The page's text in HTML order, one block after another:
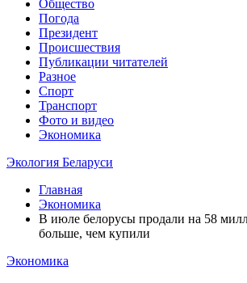
Общество
Погода
Президент
Происшествия
Публикации читателей
Разное
Спорт
Транспорт
Фото и видео
Экономика
Экология Беларуси
Главная
Экономика
В июле белорусы продали на 58
больше, чем купили
Экономика